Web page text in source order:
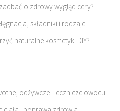
o zdrowy wygląd cery?
składniki i rodzaje
naturalne kosmetyki DIY?
odżywcze i lecznicze owocu
ciała i poprawa zdrowia